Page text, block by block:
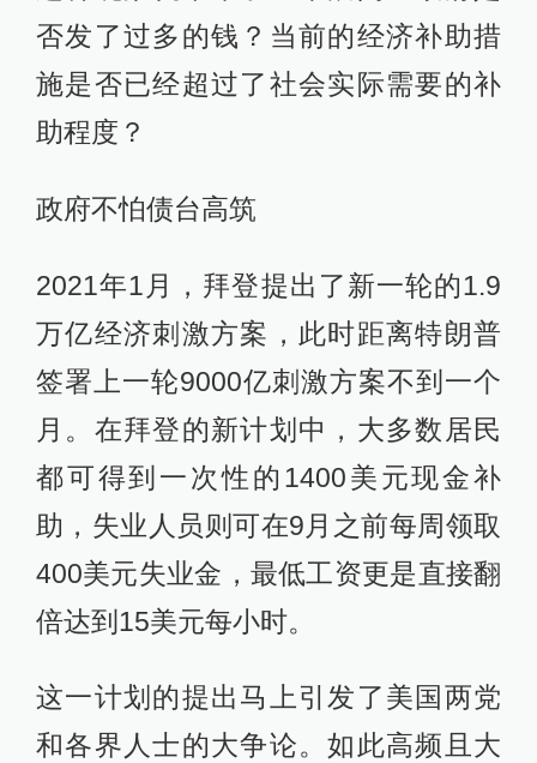
否发了过多的钱？当前的经济补助措
施是否已经超过了社会实际需要的补
助程度？
政府不怕债台高筑
2021年1月，拜登提出了新一轮的1.9
万亿经济刺激方案，此时距离特朗普
签署上一轮9000亿刺激方案不到一个
月。在拜登的新计划中，大多数居民
都可得到一次性的1400美元现金补
助，失业人员则可在9月之前每周领取
400美元失业金，最低工资更是直接翻
倍达到15美元每小时。
这一计划的提出马上引发了美国两党
和各界人士的大争论。如此高频且大